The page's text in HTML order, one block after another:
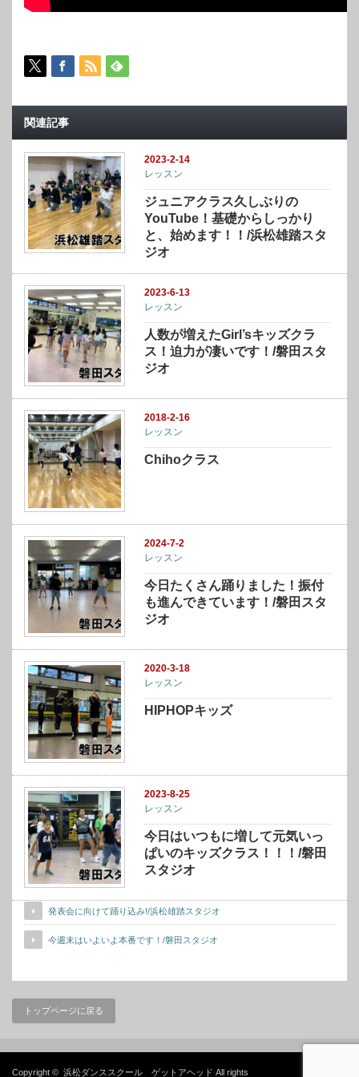
関連記事
2023-2-14
レッスン
ジュニアクラス久しぶりの
YouTube！基礎からしっかり
と、始めます！！/浜松雄踏スタ
ジオ
2023-6-13
レッスン
人数が増えたGirl’sキッズクラ
ス！迫力が凄いです！/磐田スタ
ジオ
2018-2-16
レッスン
Chihoクラス
2024-7-2
レッスン
今日たくさん踊りました！振付
も進んできています！/磐田スタ
ジオ
2020-3-18
レッスン
HIPHOPキッズ
2023-8-25
レッスン
今日はいつもに増して元気いっ
ぱいのキッズクラス！！！/磐田
スタジオ
発表会に向けて踊り込み!/浜松雄踏スタジオ
今週末はいよいよ本番です！/磐田スタジオ
トップページに戻る
Copyright © 浜松ダンススクール ゲットアヘッド All rights